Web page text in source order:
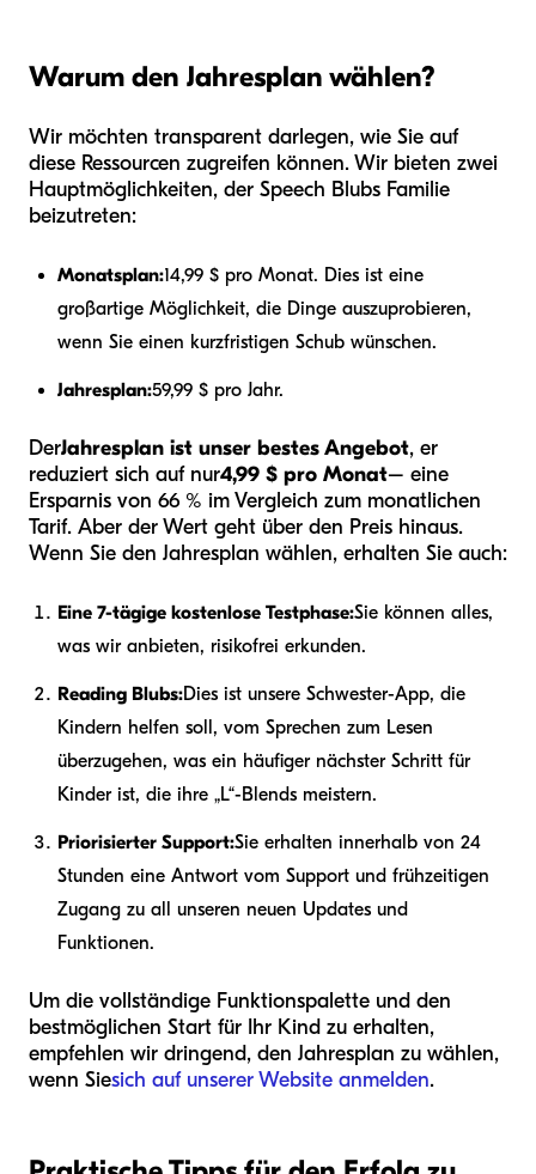
Warum den Jahresplan wählen?
Wir möchten transparent darlegen, wie Sie auf
diese Ressourcen zugreifen können. Wir bieten zwei
Hauptmöglichkeiten, der Speech Blubs Familie
beizutreten:
Monatsplan:14,99 $ pro Monat. Dies ist eine
großartige Möglichkeit, die Dinge auszuprobieren,
wenn Sie einen kurzfristigen Schub wünschen.
Jahresplan:59,99 $ pro Jahr.
DerJahresplan ist unser bestes Angebot, er
reduziert sich auf nur4,99 $ pro Monat– eine
Ersparnis von 66 % im Vergleich zum monatlichen
Tarif. Aber der Wert geht über den Preis hinaus.
Wenn Sie den Jahresplan wählen, erhalten Sie auch:
Eine 7-tägige kostenlose Testphase:Sie können alles,
was wir anbieten, risikofrei erkunden.
Reading Blubs:Dies ist unsere Schwester-App, die
Kindern helfen soll, vom Sprechen zum Lesen
überzugehen, was ein häufiger nächster Schritt für
Kinder ist, die ihre „L“-Blends meistern.
Priorisierter Support:Sie erhalten innerhalb von 24
Stunden eine Antwort vom Support und frühzeitigen
Zugang zu all unseren neuen Updates und
Funktionen.
Um die vollständige Funktionspalette und den
bestmöglichen Start für Ihr Kind zu erhalten,
empfehlen wir dringend, den Jahresplan zu wählen,
wenn Siesich auf unserer Website anmelden.